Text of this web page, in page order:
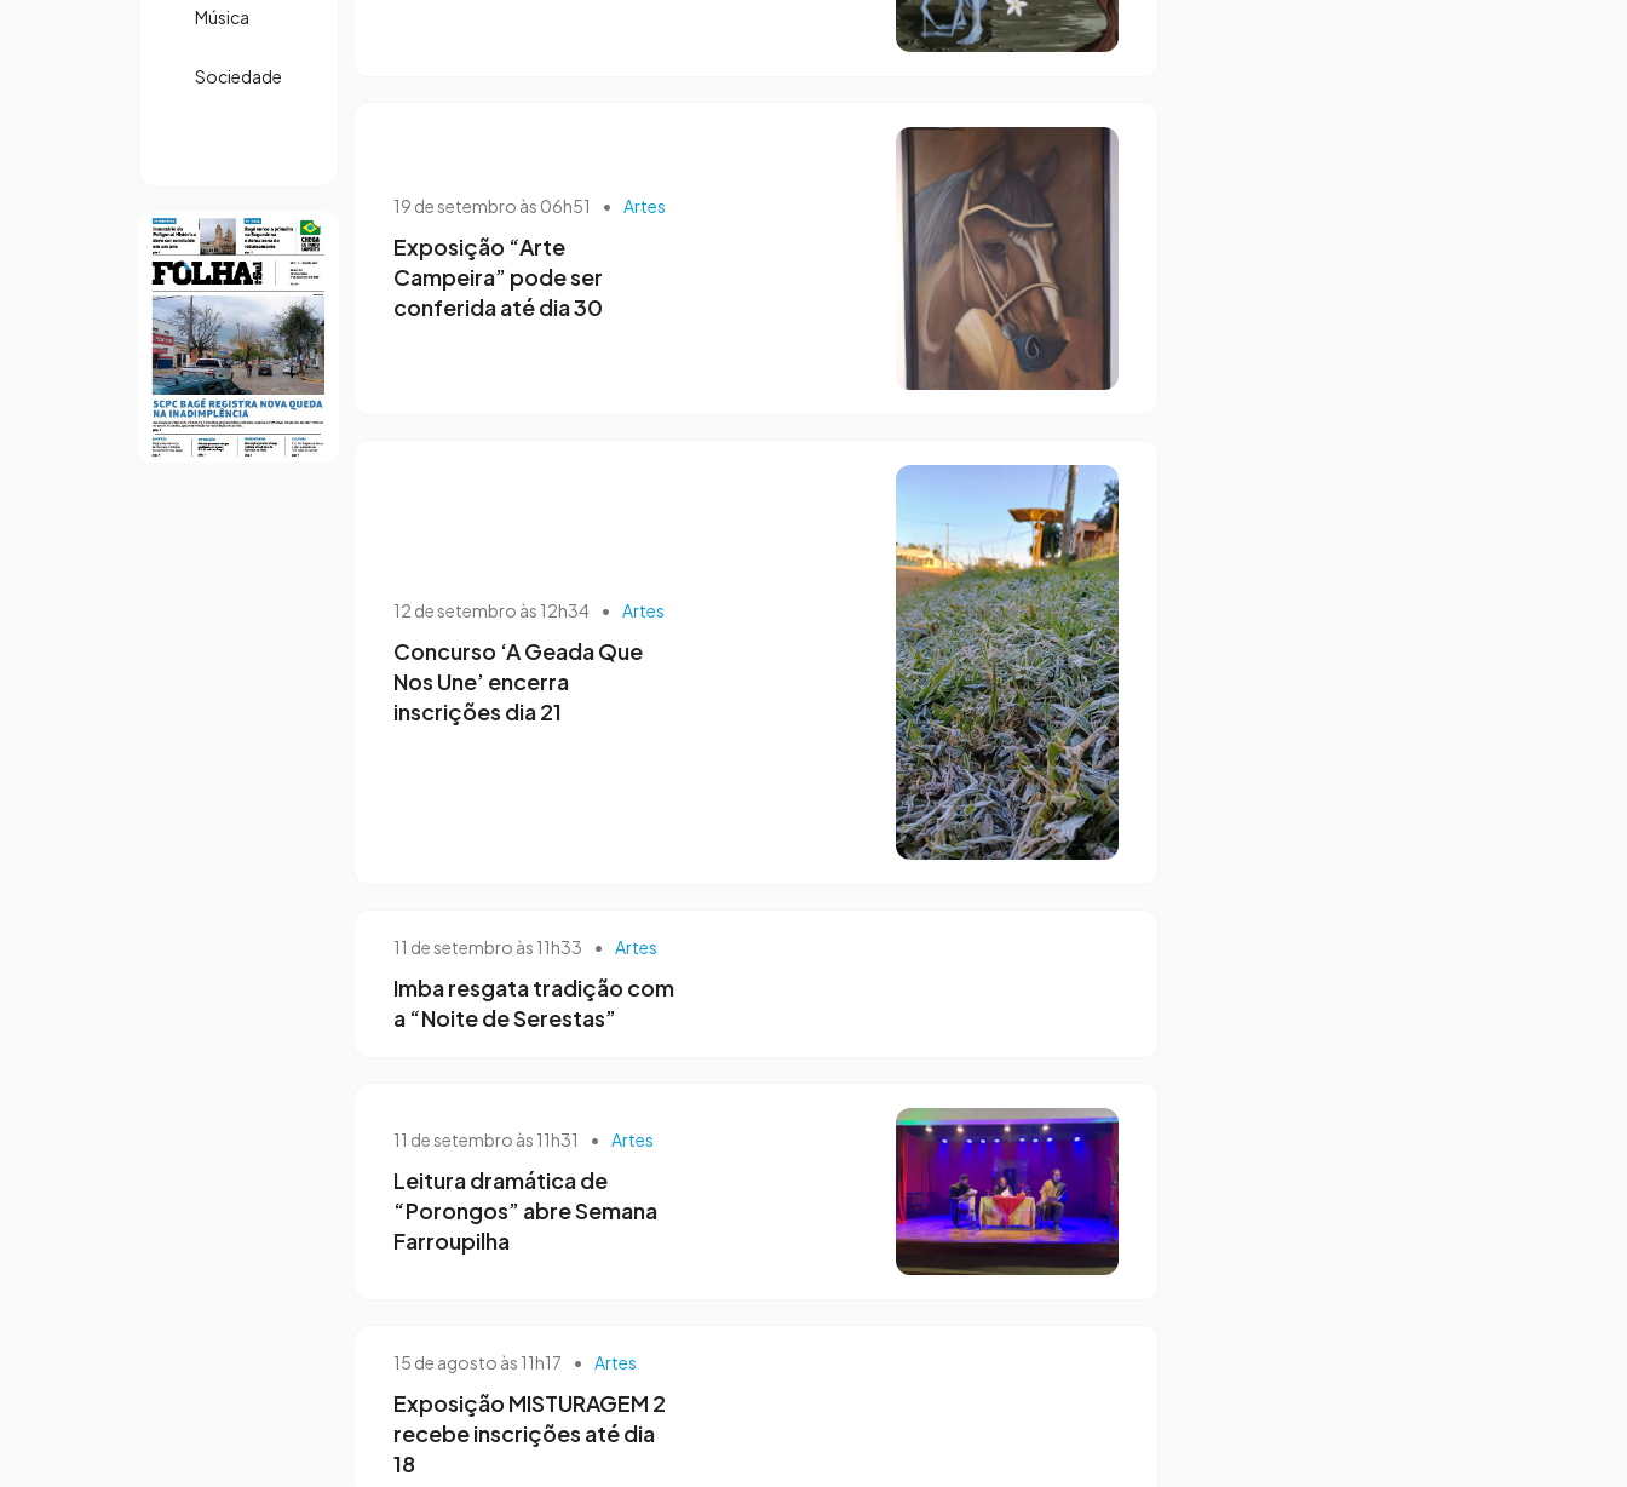
Música
Sociedade
19 de setembro às 06h51 • Artes
Exposição “Arte
Campeira” pode ser
conferida até dia 30
12 de setembro às 12h34 • Artes
Concurso ‘A Geada Que
Nos Une’ encerra
inscrições dia 21
11 de setembro às 11h33 • Artes
Imba resgata tradição com
a “Noite de Serestas”
11 de setembro às 11h31 • Artes
Leitura dramática de
“Porongos” abre Semana
Farroupilha
15 de agosto às 11h17 • Artes
Exposição MISTURAGEM 2
recebe inscrições até dia
18